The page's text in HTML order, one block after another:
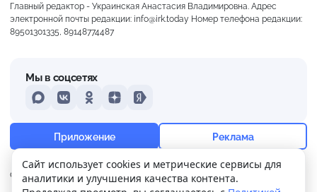
+14° Ощущается как +14
20 м/с 760 мм 86%
Главный редактор - Украинская Анастасия Владимировна. Адрес
электронной почты редакции: info@irk.today Номер телефона редакции:
89501301335, 89148774487
О нас Контакты
Прислать новость
Мы в соцсетях
MAXVKontakteOdnoklassniki
DzenYandex
Приложение Реклама
Сайт использует cookies и метрические сервисы для
аналитики и улучшения качества контента.